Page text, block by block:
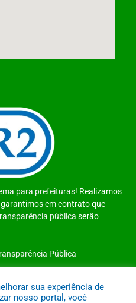
para prefeituras! Realizamos
em contrato que
pública serão
Pública
sua experiência de
nosso portal, você